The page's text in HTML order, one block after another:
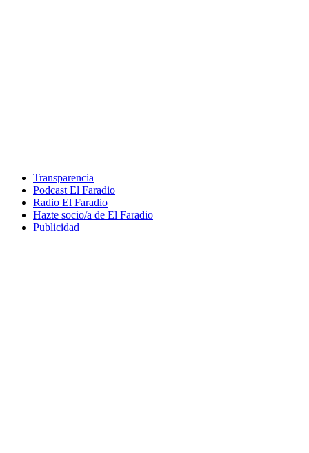
Transparencia
Podcast El Faradio
Radio El Faradio
Hazte socio/a de El Faradio
Publicidad